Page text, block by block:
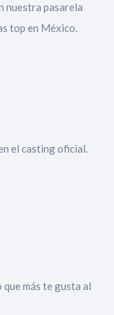
nuestra pasarela
top en México.
el casting oficial.
más te gusta al